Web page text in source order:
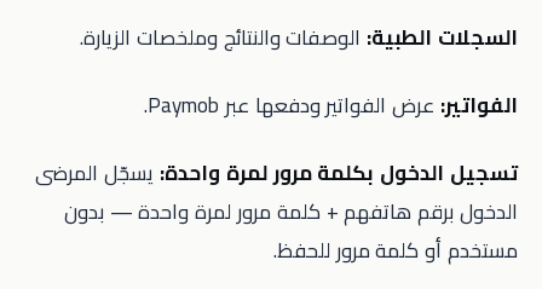
السجلات الطبية: الوصفات والنتائج وملخصات الزيارة.
الفواتير: عرض الفواتير ودفعها عبر Paymob.
تسجيل الدخول بكلمة مرور لمرة واحدة: يسجّل المرضى
الدخول برقم هاتفهم + كلمة مرور لمرة واحدة — بدون
مستخدم أو كلمة مرور للحفظ.